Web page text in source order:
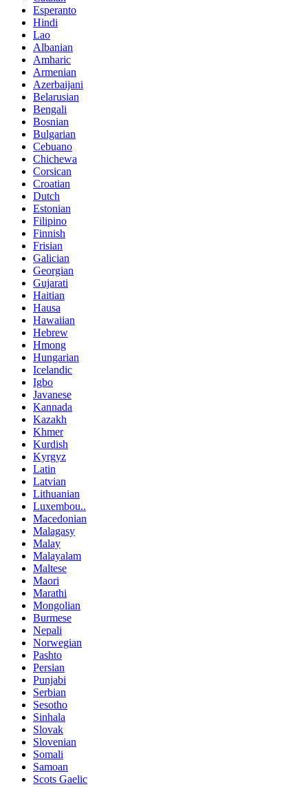
Esperanto
Hindi
Lao
Albanian
Amharic
Armenian
Azerbaijani
Belarusian
Bengali
Bosnian
Bulgarian
Cebuano
Chichewa
Corsican
Croatian
Dutch
Estonian
Filipino
Finnish
Frisian
Galician
Georgian
Gujarati
Haitian
Hausa
Hawaiian
Hebrew
Hmong
Hungarian
Icelandic
Igbo
Javanese
Kannada
Kazakh
Khmer
Kurdish
Kyrgyz
Latin
Latvian
Lithuanian
Luxembou..
Macedonian
Malagasy
Malay
Malayalam
Maltese
Maori
Marathi
Mongolian
Burmese
Nepali
Norwegian
Pashto
Persian
Punjabi
Serbian
Sesotho
Sinhala
Slovak
Slovenian
Somali
Samoan
Scots Gaelic